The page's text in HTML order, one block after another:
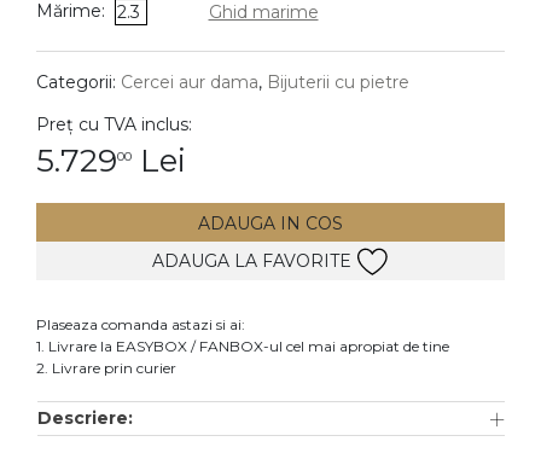
DIAMANTE Vezi toate
Cercei
Accesorii
Mărime: 2.3 Ghid marime
Categorii: Cercei aur dama, Bijuterii cu pietre
Preț cu TVA inclus:
5.72900 Lei
ADAUGA IN COS
ADAUGA LA FAVORITE
Plaseaza comanda astazi si ai:
1. Livrare la EASYBOX / FANBOX-ul cel mai apropiat de tine
2. Livrare prin curier
Descriere: